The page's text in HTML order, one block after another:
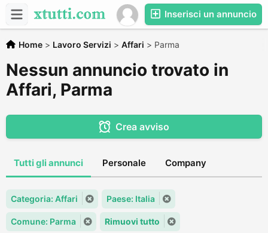
Inserisci un annuncio
Home > Lavoro Servizi > Affari > Parma
Nessun annuncio trovato in
Affari, Parma
Crea avviso
Tutti gli annunci Personale Company
Categoria: Affari Paese: Italia
Comune: Parma Rimuovi tutto